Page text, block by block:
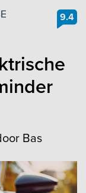
9.4
Bas